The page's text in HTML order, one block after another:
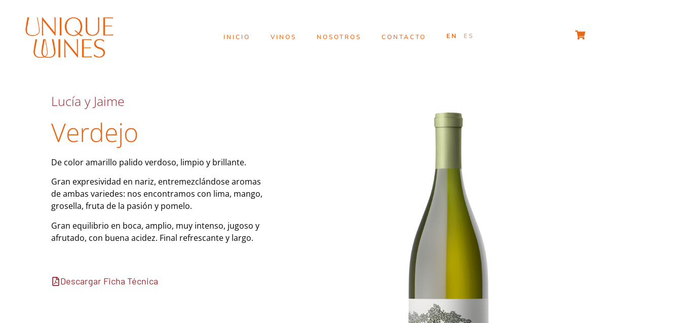
INICIO VINOS NOSOTROS CONTACTO
Lucía y Jaime
Verdejo
De color amarillo palido verdoso, limpio y brillante.
Gran expresividad en nariz, entremezclándose aromas
de ambas variedes: nos encontramos con lima, mango,
grosella, fruta de la pasión y pomelo.
Gran equilibrio en boca, amplio, muy intenso, jugoso y
afrutado, con buena acidez. Final refrescante y largo.
Descargar Ficha Técnica